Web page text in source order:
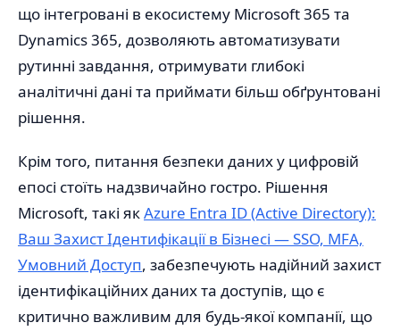
що інтегровані в екосистему Microsoft 365 та
Dynamics 365, дозволяють автоматизувати
рутинні завдання, отримувати глибокі
аналітичні дані та приймати більш обґрунтовані
рішення.
Крім того, питання безпеки даних у цифровій
епосі стоїть надзвичайно гостро. Рішення
Microsoft, такі якAzure Entra ID (Active Directory):
Ваш Захист Ідентифікації в Бізнесі — SSO, MFA,
Умовний Доступ, забезпечують надійний захист
ідентифікаційних даних та доступів, що є
критично важливим для будь-якої компанії, що